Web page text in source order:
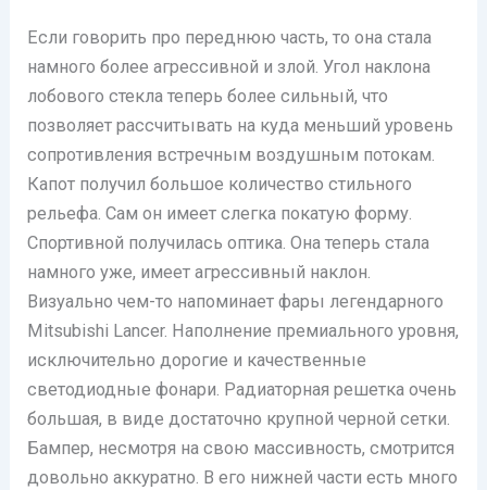
Если говорить про переднюю часть, то она стала
намного более агрессивной и злой. Угол наклона
лобового стекла теперь более сильный, что
позволяет рассчитывать на куда меньший уровень
сопротивления встречным воздушным потокам.
Капот получил большое количество стильного
рельефа. Сам он имеет слегка покатую форму.
Спортивной получилась оптика. Она теперь стала
намного уже, имеет агрессивный наклон.
Визуально чем-то напоминает фары легендарного
Mitsubishi Lancer. Наполнение премиального уровня,
исключительно дорогие и качественные
светодиодные фонари. Радиаторная решетка очень
большая, в виде достаточно крупной черной сетки.
Бампер, несмотря на свою массивность, смотрится
довольно аккуратно. В его нижней части есть много